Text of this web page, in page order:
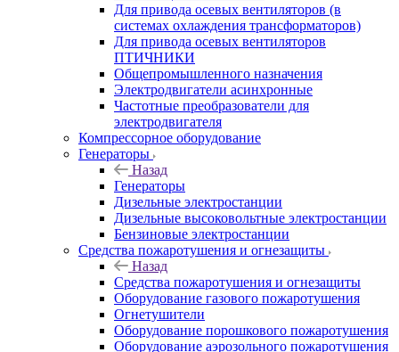
Для привода осевых вентиляторов (в
системах охлаждения трансформаторов)
Для привода осевых вентиляторов
ПТИЧНИКИ
Общепромышленного назначения
Электродвигатели асинхронные
Частотные преобразователи для
электродвигателя
Компрессорное оборудование
Генераторы
Назад
Генераторы
Дизельные электростанции
Дизельные высоковольтные электростанции
Бензиновые электростанции
Средства пожаротушения и огнезащиты
Назад
Средства пожаротушения и огнезащиты
Оборудование газового пожаротушения
Огнетушители
Оборудование порошкового пожаротушения
Оборудование аэрозольного пожаротушения